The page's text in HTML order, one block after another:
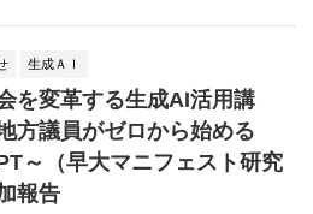
生成ＡＩ
を変革する生成AI活用講
議員がゼロから始める
～（早大マニフェスト研究
報告